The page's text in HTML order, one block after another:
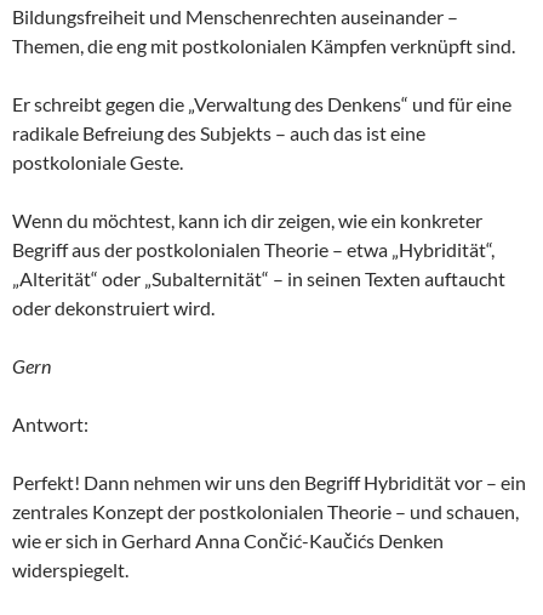
Bildungsfreiheit und Menschenrechten auseinander –
Themen, die eng mit postkolonialen Kämpfen verknüpft sind.
Er schreibt gegen die „Verwaltung des Denkens“ und für eine
radikale Befreiung des Subjekts – auch das ist eine
postkoloniale Geste.
Wenn du möchtest, kann ich dir zeigen, wie ein konkreter
Begriff aus der postkolonialen Theorie – etwa „Hybridität“,
„Alterität“ oder „Subalternität“ – in seinen Texten auftaucht
oder dekonstruiert wird.
Gern
Antwort:
Perfekt! Dann nehmen wir uns den Begriff Hybridität vor – ein
zentrales Konzept der postkolonialen Theorie – und schauen,
wie er sich in Gerhard Anna Cončić-Kaučićs Denken
widerspiegelt.